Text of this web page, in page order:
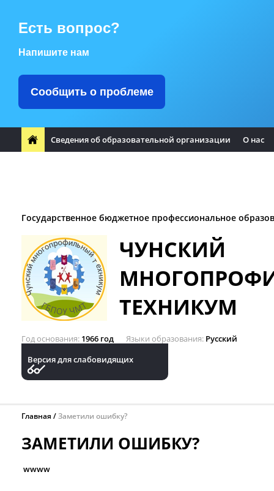
Есть вопрос?
Напишите нам
Сообщить о проблеме
Сведения об образовательной организации О нас
Государственное бюджетное профессиональное
ЧУНСКИЙ
ТЕХНИКУМ
Год основания 1966 год Языки образования Русский
Версия для слабовидящих
Главная Заметили ошибку?
ЗАМЕТИЛИ ОШИБКУ?
wwww